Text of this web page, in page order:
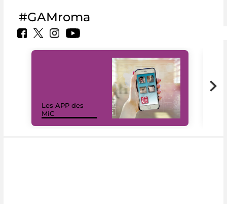
#GAMroma
Les APP des
MiC